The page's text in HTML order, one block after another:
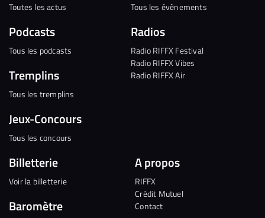
Toutes les actus
Podcasts
Tous les podcasts
Tremplins
Tous les tremplins
Jeux-Concours
Tous les concours
Tous les évènements
Radios
Radio RIFFX Festival
Radio RIFFX Vibes
Radio RIFFX Air
Billetterie
Voir la billetterie
Baromètre
A propos
RIFFX
Crédit Mutuel
Contact